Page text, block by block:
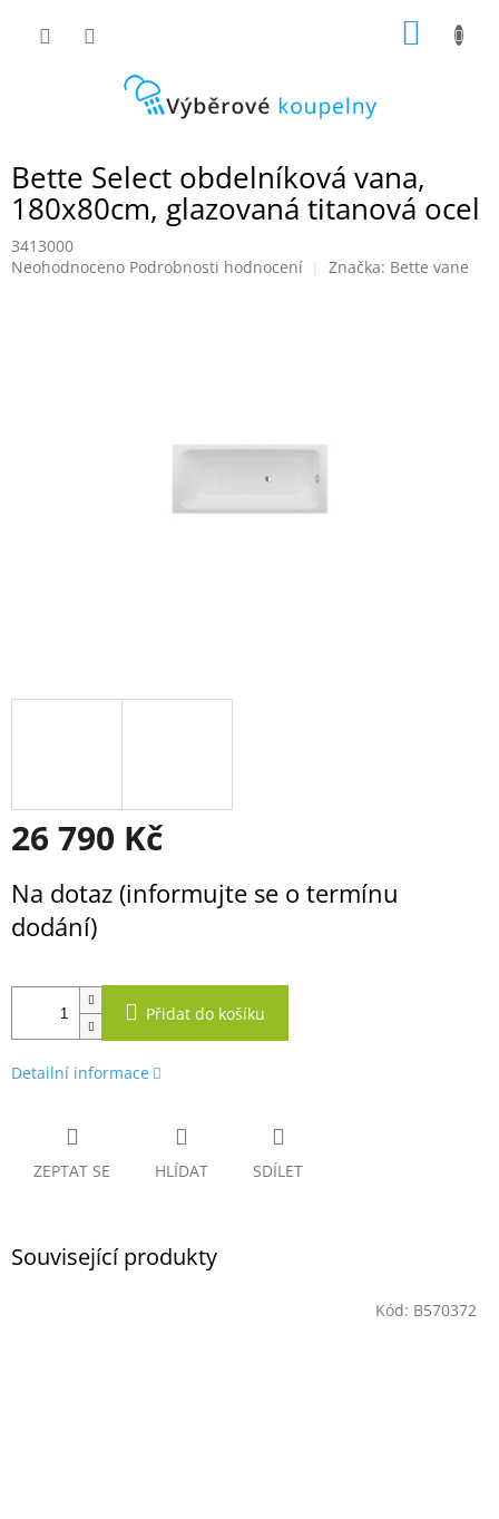
Bette Select obdelníková vana,
180x80cm, glazovaná titanová ocel
3413000
Průměrné
Neohodnoceno Podrobnosti hodnocení Značka: Bette vane
26 790 Kč
cena:
Na dotaz (informujte se o termínu
dodání)
Přidat do košíku
Detailní informace
ZEPTAT SE HLÍDAT SDÍLET
Související produkty
Kód: B570372